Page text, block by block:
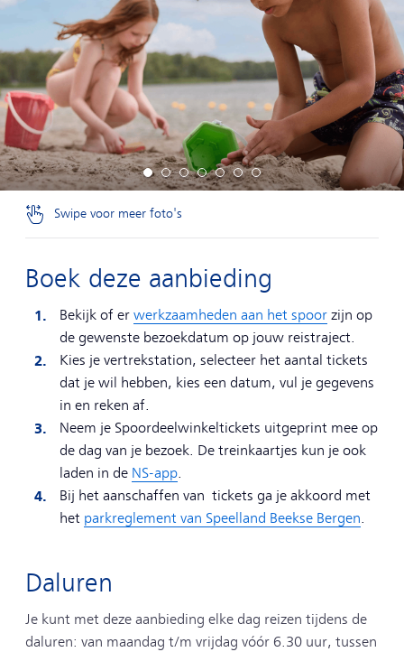
Swipe voor meer foto's
Boek deze aanbieding
Bekijk of er werkzaamheden aan het spoor zijn op
de gewenste bezoekdatum op jouw reistraject.
Kies je vertrekstation, selecteer het aantal tickets
dat je wil hebben, kies een datum, vul je gegevens
in en reken af.
Neem je Spoordeelwinkeltickets uitgeprint mee op
de dag van je bezoek. De treinkaartjes kun je ook
laden in de NS-app.
Bij het aanschaffen van tickets ga je akkoord met
het parkreglement van Speelland Beekse Bergen.
Daluren
Je kunt met deze aanbieding elke dag reizen tijdens de
daluren: van maandag t/m vrijdag vóór 6.30 uur, tussen